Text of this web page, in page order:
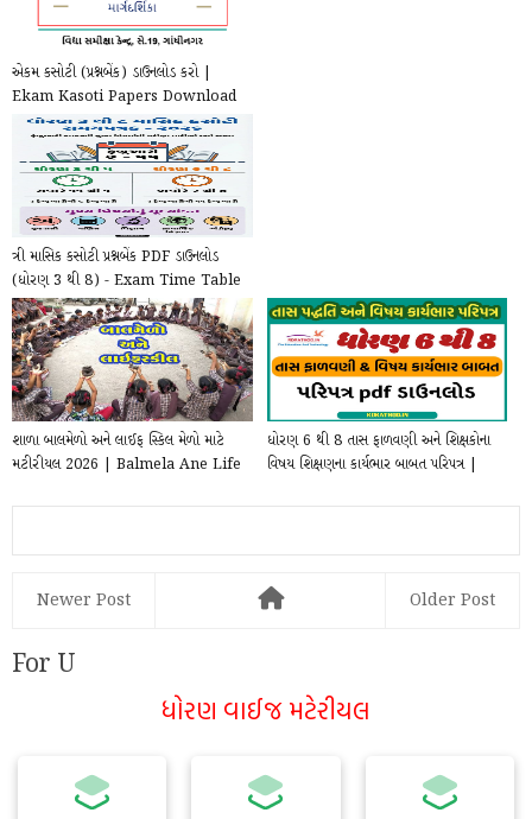
એકમ કસોટી (પ્રશ્નબેંક) ડાઉનલોડ કરો |
Ekam Kasoti Papers Download
ત્રી માસિક કસોટી પ્રશ્નબેંક PDF ડાઉનલોડ
(ધોરણ 3 થી 8) - Exam Time Table
2025–202...
શાળા બાલમેળો અને લાઈફ સ્કિલ મેળો માટે
મટીરીયલ 2026 | Balmela Ane Life
ધોરણ 6 થી 8 તાસ ફાળવણી અને શિક્ષકોના
વિષય શિક્ષણના કાર્યભાર બાબત પરિપત્ર |
Newer Post Older Post
For U
ધોરણ વાઈજ મટેરીયલ